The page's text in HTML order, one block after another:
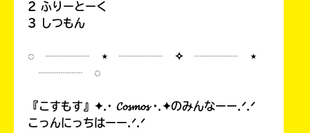
2 ふりーとーく
3 しつもん
◌ ┈┈┈┈ ⋆ ┈┈┈┈ ✧ ┈┈┈┈ ⋆
┈┈┈┈ ◌
『こすもす』✦.· 𝓒𝓸𝓼𝓶𝓸𝓼 ·.✦のみんなーー.ᐟ.ᐟ
こっんにっちはーー.ᐟ.ᐟ